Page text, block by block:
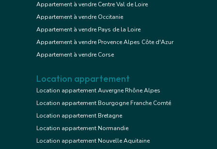
Appartement à vendre Centre Val de Loire
Appartement à vendre Occitanie
Appartement à vendre Pays de la Loire
Appartement à vendre Provence Alpes Côte d'Azur
Appartement à vendre Corse
Location appartement
Location appartement Auvergne Rhône Alpes
Location appartement Bourgogne Franche Comté
Location appartement Bretagne
Location appartement Normandie
Location appartement Nouvelle Aquitaine